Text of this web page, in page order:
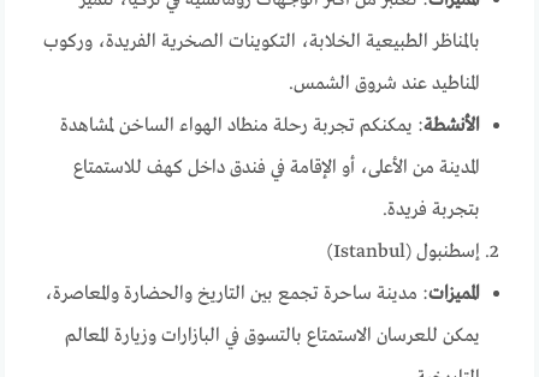
بالمناظر الطبيعية الخلابة، التكوينات الصخرية الفريدة، وركوب
المناطيد عند شروق الشمس.
الأنشطة: يمكنكم تجربة رحلة منطاد الهواء الساخن لمشاهدة
المدينة من الأعلى، أو الإقامة في فندق داخل كهف للاستمتاع
بتجربة فريدة.
إسطنبول (Istanbul)
المميزات: مدينة ساحرة تجمع بين التاريخ والحضارة والمعاصرة،
يمكن للعرسان الاستمتاع بالتسوق في البازارات وزيارة المعالم